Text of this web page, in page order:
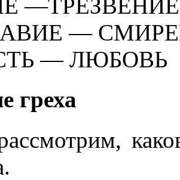
—
— ЛЮБОВЬ
греха